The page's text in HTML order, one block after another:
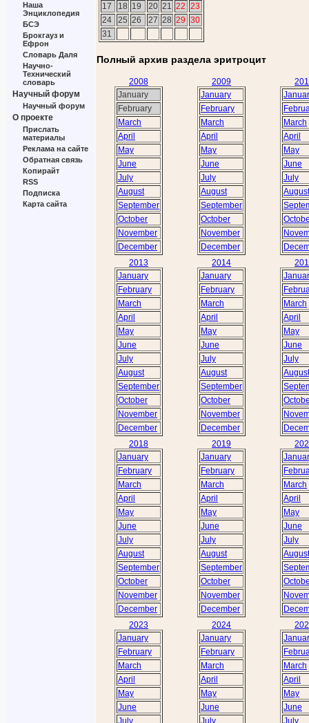
Наша
Энциклопедия
БСЭ
Брокгауз и
Ефрон
Словарь Даля
Научно-
Технический
словарь
Научный форум
Научный форум
О проекте
Прислать
материалы
Реклама на сайте
Обратная связь
Копирайт
RSS
Подписка
Карта сайта
17
18 19 20 21 22 23
24
25 26 27 28 29 30
31
Полный архив раздела эритроцит
2008
January
February
March
April
May
June
July
August
September
October
November
December
2009
January
February
March
April
May
June
July
August
September
October
November
December
March
April
May
June
July
August
2013
January
February
March
April
May
June
July
August
September
October
November
December
2014
January
February
March
April
May
June
July
August
September
October
November
December
March
April
May
June
July
August
2018
January
February
March
April
May
June
July
August
September
October
November
December
2019
January
February
March
April
May
June
July
August
September
October
November
December
March
April
May
June
July
August
2023
January
February
March
April
May
June
July
2024
January
February
March
April
May
June
July
March
April
May
June
July